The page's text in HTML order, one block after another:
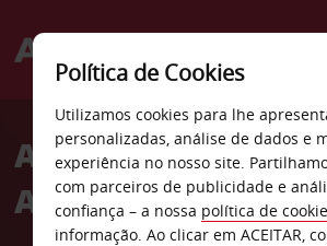
Welcome
AvisAluguer de carros
Aeroporto de
Política de Cookies
Utilizamos cookies para lhe
personalizadas, análise de dados e
experiência no nosso site.
com parceiros de publicidade e
confiança – a nossa política de
informação. Ao clicar em ACEITAR,